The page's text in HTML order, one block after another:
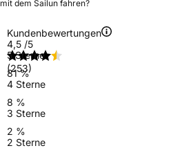
mit dem Sailun fahren?
Kundenbewertungen
4,5 /5
(253)
5 Sterne
81 %
4 Sterne
8 %
3 Sterne
2 %
2 Sterne